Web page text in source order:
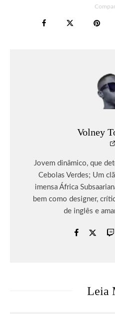
Volney
Jovem dinâmico, que
Cebolas Verdes; Um
imensa África
bem como designer,
de inglês e
Leia